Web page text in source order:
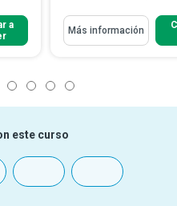
a
Más información
este curso